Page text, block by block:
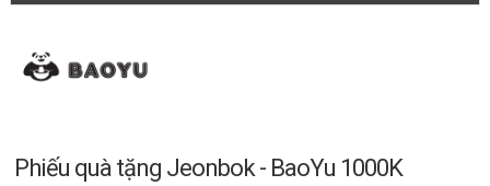
Phiếu quà tặng Jeonbok - BaoYu 1000K